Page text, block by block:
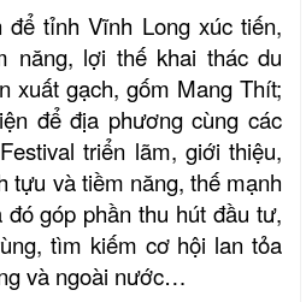
để tỉnh Vĩnh Long xúc tiến,
năng, lợi thế khai thác du
xuất gạch, gốm Mang Thít;
để địa phương cùng các
triển lãm, giới thiệu,
tựu và tiềm năng, thế mạnh
góp phần thu hút đầu tư,
tìm kiếm cơ hội lan tỏa
và ngoài nước…